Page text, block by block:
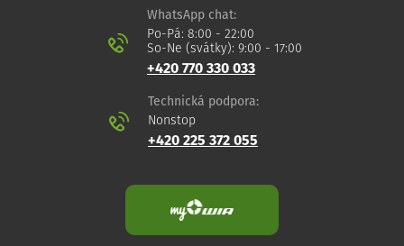
WhatsApp chat:
Po-Pá: 8:00 - 22:00
So-Ne (svátky): 9:00 - 17:00
+420 770 330 033
Technická podpora:
Nonstop
+420 225 372 055